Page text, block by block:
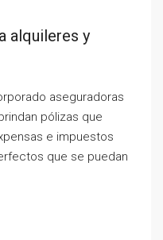
alquileres y
aseguradoras
pólizas que
e impuestos
que se puedan